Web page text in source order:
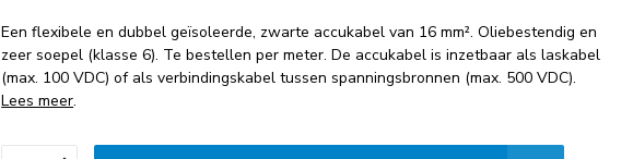
Een flexibele en dubbel geïsoleerde, zwarte accukabel van 16 mm². Oliebestendig en
zeer soepel (klasse 6). Te bestellen per meter. De accukabel is inzetbaar als laskabel
(max. 100 VDC) of als verbindingskabel tussen spanningsbronnen (max. 500 VDC).
Lees meer.